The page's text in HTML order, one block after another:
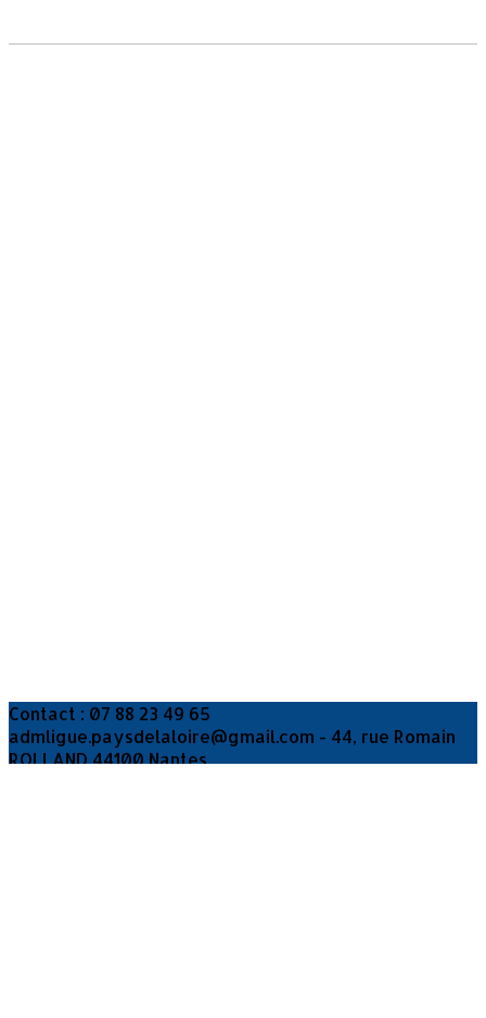
Contact : 07 88 23 49 65
admligue.paysdelaloire@gmail.com - 44, rue Romain
ROLLAND 44100 Nantes